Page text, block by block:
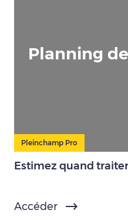
Planning
Pleinchamp Pro
Estimez quand traiter
Accéder